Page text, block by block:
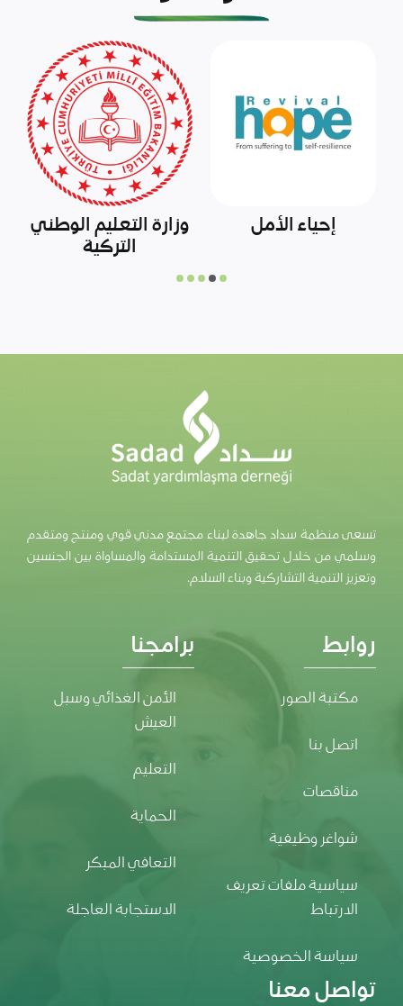
صندوق المساعدات
وزارة الزراعة التركية
تسعى منظمة سداد جاهدة لبناء مجتمع مدني قوي ومنتج ومتقدم
وسلمي من خلال تحقيق التنمية المستدامة والمساواة بين الجنسين
وتعزيز التنمية التشاركية وبناء السلام.
روابط
مكتبة الصور
اتصل بنا
مناقصات
شواغر وظيفية
سياسية ملفات تعريف
الارتباط
سياسة الخصوصية
برامجنا
الأمن الغذائي وسبل
العيش
التعليم
الحماية
التعافي المبكر
الاستجابة العاجلة
تواصل معنا